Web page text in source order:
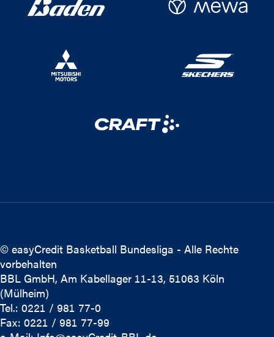
© easyCredit Basketball Bundesliga - Alle Rechte
vorbehalten
BBL GmbH, Am Kabellager 11-13, 51063 Köln
(Mülheim)
Tel.: 0221 / 981 77-0
Fax: 0221 / 981 77-99